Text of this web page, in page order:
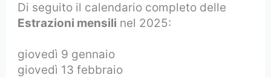
Di seguito il calendario completo delle
Estrazioni mensili nel 2025:
giovedì 9 gennaio
giovedì 13 febbraio